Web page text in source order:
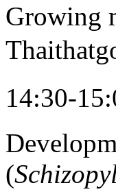
Growing
14:30-
(